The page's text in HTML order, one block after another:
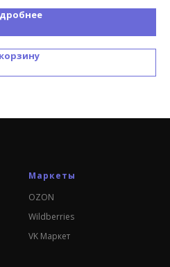
Маркеты
OZON
Wildberries
VK Маркет